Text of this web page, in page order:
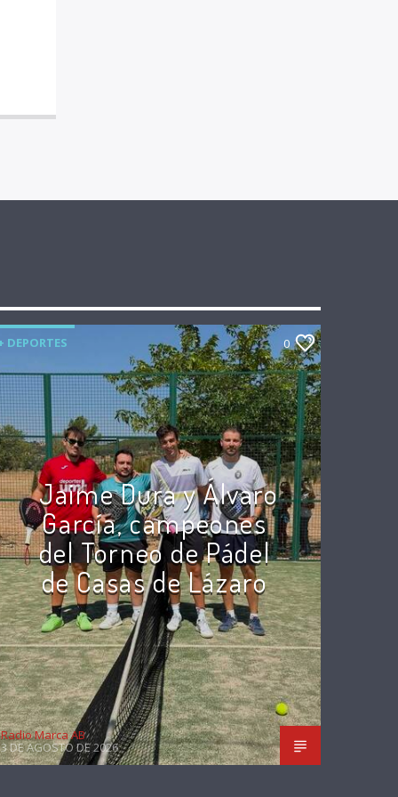
DEPORTES 0
Jaime Dura y Álvaro
García, campeones
del Torneo de Pádel
de Casas de Lázaro
Radio Marca AB
3 DE AGOSTO DE 2026